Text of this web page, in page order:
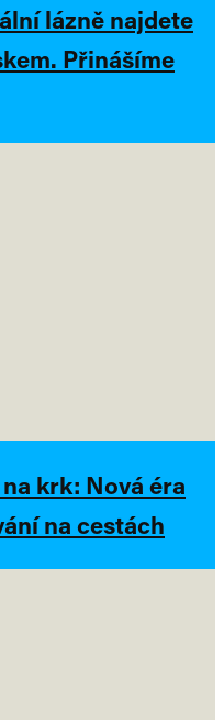
lázně najdete
Přinášíme
krk: Nová éra
na cestách